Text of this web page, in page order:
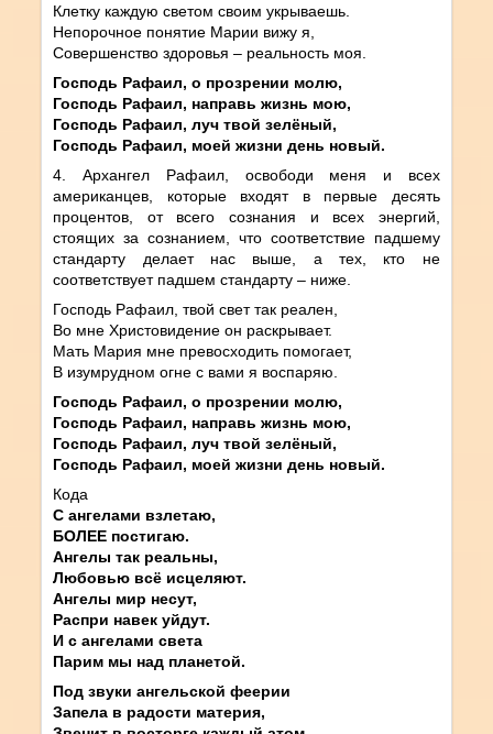
Клетку каждую светом своим укрываешь.
Непорочное понятие Марии вижу я,
Совершенство здоровья – реальность моя.
Господь Рафаил, о прозрении молю,
Господь Рафаил, направь жизнь мою,
Господь Рафаил, луч твой зелёный,
Господь Рафаил, моей жизни день новый.
4. Архангел Рафаил, освободи меня и всех
американцев, которые входят в первые десять
процентов, от всего сознания и всех энергий,
стоящих за сознанием, что соответствие падшему
стандарту делает нас выше, а тех, кто не
соответствует падшем стандарту – ниже.
Господь Рафаил, твой свет так реален,
Во мне Христовидение он раскрывает.
Мать Мария мне превосходить помогает,
В изумрудном огне с вами я воспаряю.
Господь Рафаил, о прозрении молю,
Господь Рафаил, направь жизнь мою,
Господь Рафаил, луч твой зелёный,
Господь Рафаил, моей жизни день новый.
Кода
С ангелами взлетаю,
БОЛЕЕ постигаю.
Ангелы так реальны,
Любовью всё исцеляют.
Ангелы мир несут,
Распри навек уйдут.
И с ангелами света
Парим мы над планетой.
Под звуки ангельской феерии
Запела в радости материя,